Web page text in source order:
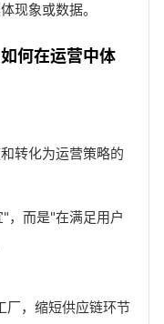
现象或数据。
何在运营中体
转化为运营策略的
，而是"在满足用户
厂，缩短供应链环节